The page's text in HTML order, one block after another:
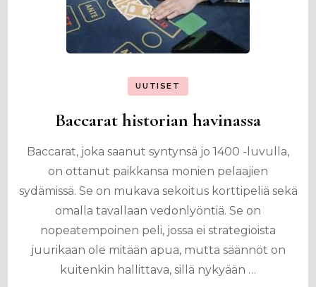
UUTISET
Baccarat historian havinassa
Baccarat, joka saanut syntynsä jo 1400 -luvulla,
on ottanut paikkansa monien pelaajien
sydämissä. Se on mukava sekoitus korttipeliä sekä
omalla tavallaan vedonlyöntiä. Se on
nopeatempoinen peli, jossa ei strategioista
juurikaan ole mitään apua, mutta säännöt on
kuitenkin hallittava, sillä nykyään …